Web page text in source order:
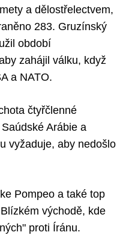
a dělostřelectvem,
283. Gruzínský
období
zahájil válku, když
a NATO.
čtyřčlenné
Arábie a
vyžaduje, aby nedošlo
Pompeo a také top
východě, kde
proti Íránu.